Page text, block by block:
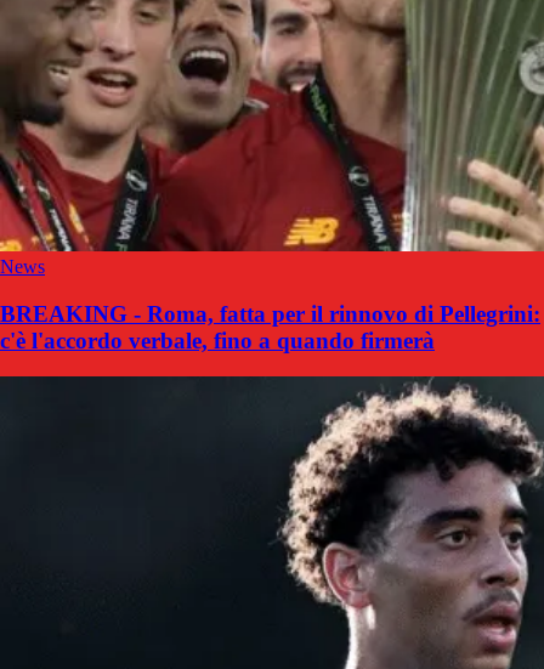
News
BREAKING - Roma, fatta per il rinnovo di Pellegrini:
c'è l'accordo verbale, fino a quando firmerà